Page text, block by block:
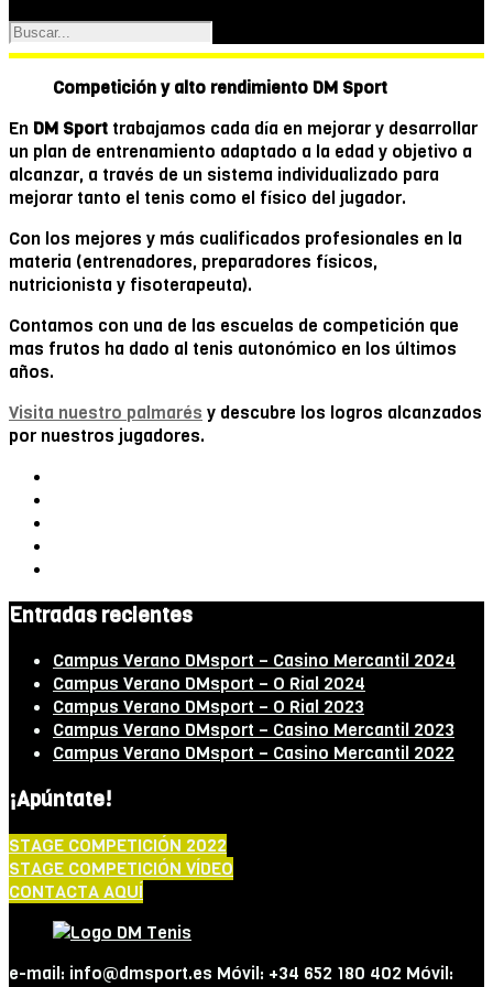
Competición y alto rendimiento DM Sport
En DM Sport trabajamos cada día en mejorar y desarrollar
un plan de entrenamiento adaptado a la edad y objetivo a
alcanzar, a través de un sistema individualizado para
mejorar tanto el tenis como el físico del jugador.
Con los mejores y más cualificados profesionales en la
materia (entrenadores, preparadores físicos,
nutricionista y fisoterapeuta).
Contamos con una de las escuelas de competición que
mas frutos ha dado al tenis autonómico en los últimos
años.
Visita nuestro palmarés y descubre los logros alcanzados
por nuestros jugadores.
Entradas recientes
Campus Verano DMsport – Casino Mercantil 2024
Campus Verano DMsport – O Rial 2024
Campus Verano DMsport – O Rial 2023
Campus Verano DMsport – Casino Mercantil 2023
Campus Verano DMsport – Casino Mercantil 2022
¡Apúntate!
STAGE COMPETICIÓN 2022
STAGE COMPETICIÓN VÍDEO
CONTACTA AQUÍ
e-mail: info@dmsport.es Móvil: +34 652 180 402 Móvil: